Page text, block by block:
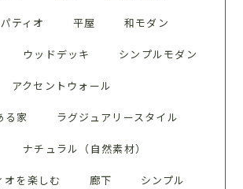
パティオ 平屋 和モダン
ウッドデッキ シンプルモダン
アクセントウォール
る家 ラグジュアリースタイル
ナチュラル（自然素材）
オを楽しむ 廊下 シンプル